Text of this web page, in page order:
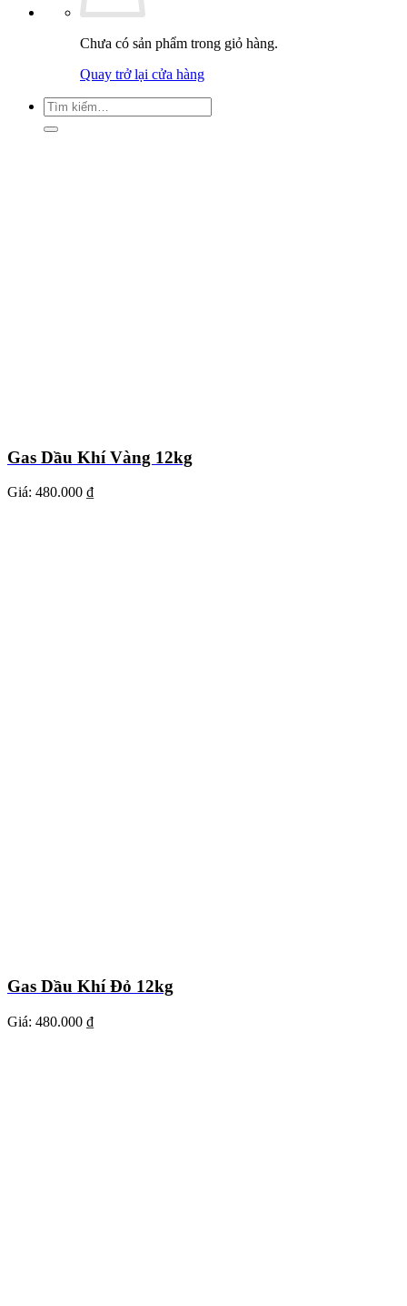
Chưa có sản phẩm trong giỏ hàng.
Quay trở lại cửa hàng
Tìm
kiếm:
Gas Dầu Khí Vàng 12kg
Giá: 480.000 ₫
Gas Dầu Khí Đỏ 12kg
Giá: 480.000 ₫